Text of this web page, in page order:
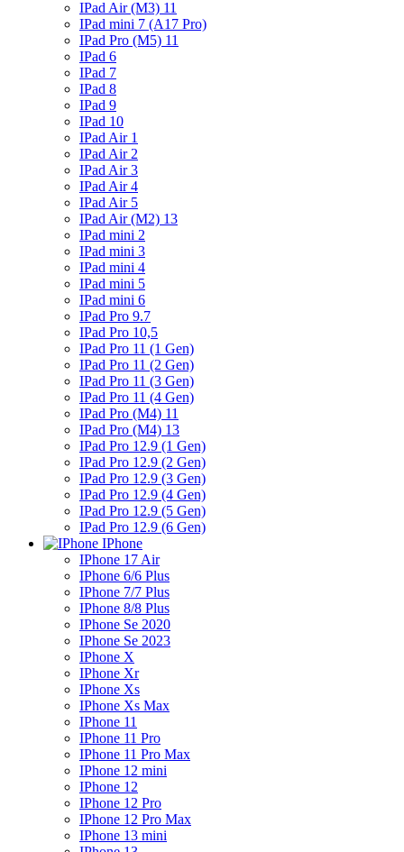
IPad Air (M3) 11
IPad mini 7 (A17 Pro)
IPad Pro (M5) 11
IPad 6
IPad 7
IPad 8
IPad 9
IPad 10
IPad Air 1
IPad Air 2
IPad Air 3
IPad Air 4
IPad Air 5
IPad Air (M2) 13
IPad mini 2
IPad mini 3
IPad mini 4
IPad mini 5
IPad mini 6
IPad Pro 9.7
IPad Pro 10,5
IPad Pro 11 (1 Gen)
IPad Pro 11 (2 Gen)
IPad Pro 11 (3 Gen)
IPad Pro 11 (4 Gen)
IPad Pro (M4) 11
IPad Pro (M4) 13
IPad Pro 12.9 (1 Gen)
IPad Pro 12.9 (2 Gen)
IPad Pro 12.9 (3 Gen)
IPad Pro 12.9 (4 Gen)
IPad Pro 12.9 (5 Gen)
IPad Pro 12.9 (6 Gen)
IPhone
IPhone 17 Air
IPhone 6/6 Plus
IPhone 7/7 Plus
IPhone 8/8 Plus
IPhone Se 2020
IPhone Se 2023
IPhone X
IPhone Xr
IPhone Xs
IPhone Xs Max
IPhone 11
IPhone 11 Pro
IPhone 11 Pro Max
IPhone 12 mini
IPhone 12
IPhone 12 Pro
IPhone 12 Pro Max
IPhone 13 mini